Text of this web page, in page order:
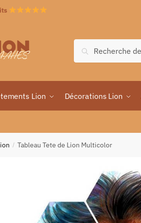
Recherche
Lion Décorations Lion
/ Tableau Tete de Lion Multicolor